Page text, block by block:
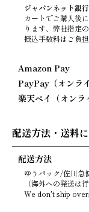
ジャパンネット銀行
カートでご購入後
ります、弊社指定
振込手数料はご負
Amazon Pay
PayPay（オンラ
楽天ペイ（オンラ
配送方法・送料
配送方法
ゆうパック/佐川急
（海外への発送は
We don't ship